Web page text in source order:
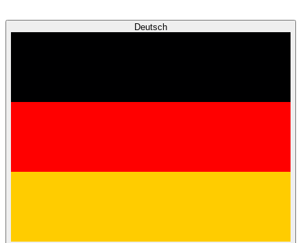
Deutsch